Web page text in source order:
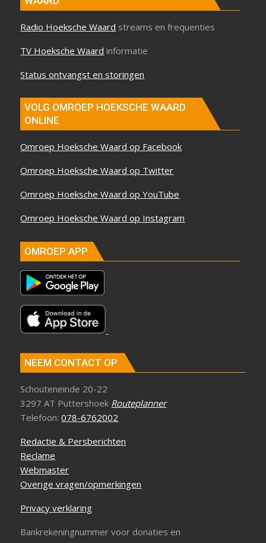
Radio Hoeksche Waard streams en frequenties
TV Hoeksche Waard informatie
Status ontvangst en storingen
VOLG OMROEP HOEKSCHE WAARD
ONLINE
Omroep Hoeksche Waard op Facebook
Omroep Hoeksche Waard op Twitter
Omroep Hoeksche Waard op YouTube
Omroep Hoeksche Waard op Instagram
OMROEP APP
NEEM CONTACT OP
Schouteneinde 20-22
3297 AT Puttershoek Routeplanner
Telefoon:078-6762002
Redactie & Persberichten
Reclame
Webmaster
Overige vragen/opmerkingen
Privacy verklaring
Bankrekeningnummer voor donaties en